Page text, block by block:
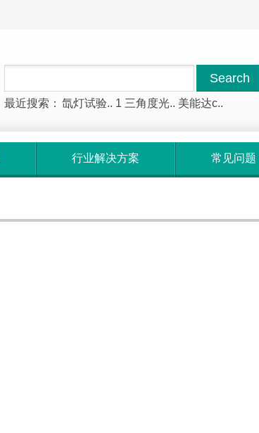
最近搜索： 氙灯试验.. 1 三角度光.. 美能达c..
行业解决方案 常见问题